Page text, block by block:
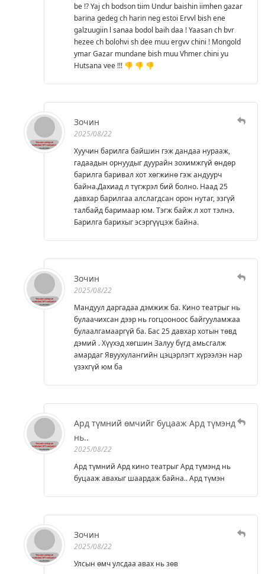
be !? Yaj ch bodson tiim Undur baishin iimhen gazar
barina gedeg ch harin neg estoi Ervvl bish ene
galzuugiin l sanaa bodol baih daa ! Yaasan ch bvr
hezee ch bolohvi sh dee muu ergvv chini ! Mongold
ymar Gazar mundane bish muu Vhmer chini yu
Hutsana vee !!! 👎 👎 👎
Зочин
2025/08/22
Хуучин барилга байшин гэж дандаа нурааж,
гадаадын орнуудыг дуурайн зохимжгүй өндөр
барилга баривал хот хөгжинө гэж андуурч
байна.Дахиад л түгжрэл бий болно. Наад 25
давхар барилгаа алслагдсан орон нутаг, эзгүй
талбайд баримаар юм. Тэгж байж л хот тэлнэ.
Барилга барихыг эсэргүүцэж байна.
Зочин
2025/08/22
Мандуул даргадаа дэмжиж ба. Кино театрыг нь
булаачихсан дээр нь гогцооноос байгууламжаа
булаалгамааргүй ба. Бас 25 давхар хотын төвд
дэмий . Хүүхэд хөгшин Залуу бүгд амьсгалж
амардаг Явуухулангийн цэцэрлэгт хүрээлэн нар
үзэхгүй юм ба
Ард түмний өмчийг буцааж Ард түмэнд
нь..
2025/08/22
Ард түмний Ард кино театрыг Ард түмэнд нь
буцааж авахыг шаардаж байна.. Ард түмэн
Зочин
2025/08/22
Улсын өмч улсдаа авах нь зөв